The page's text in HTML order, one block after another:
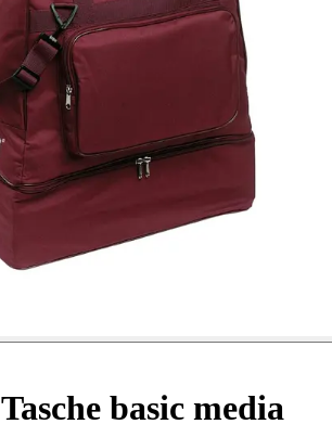
Tasche basic media